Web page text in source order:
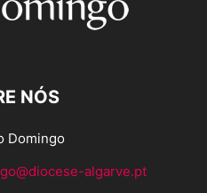
NÓS
Domingo
algarve.pt